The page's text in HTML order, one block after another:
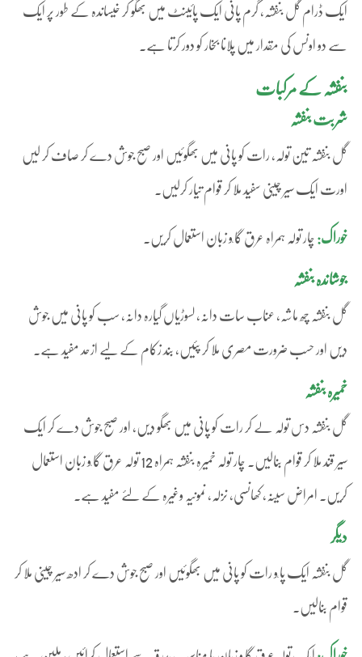
ایک ڈرام گل بنفشہ، گرم پانی ایک پائینٹ میں بھگو کر خیساندہ کے طور پر ایک
سے دو اونس کی مقدار میں پلانا بخار کو دور کرتا ہے۔
بنفشہ کے مرکبات
شربت بنفشہ
گل بنفشہ تین تولہ، رات کو پانی میں بھگوئیں اور صبح جوش دے کر صاف کر لیں
اورت ایک سیر چینی سفید ملا کر قوام تیار کرلیں۔
خوراک: چار تولہ ہمراہ عرق گا ٗو زبان استعمال کریں۔
جوشاندہ بنفشہ
گل بنفشہ چھ ماشہ، عناب سات دانہ، لسوڑیاں گیارہ دانہ، سب کو پانی میں جوش
دیں اور حسب ضرورت مصری ملا کر پئیں، بند زکام کے لیے ازحد مفید ہے۔
خمیرہ بنفشہ
گل بنفشہ دس تولہ لے کر رات کو پانی میں بھگو دیں، اور صبح جوش دے کر ایک
سیر قند ملا کر قوام بنالیں۔ چار تولہ خمیرہ بنفشہ ہمراہ 12 تولہ عرق گا ٗو زبان استعمال
کریں۔ امراض سینہ، کھانسی، نزلہ، نمونیہ وغیرہ کے لئے مفید ہے۔
دیگر
گل بنفشہ ایک پا ٗو رات کو پانی میں بھگوئیں اور صبح جوش دے کر ادھ سیر چینی ملا کر
قوام بنالیں۔